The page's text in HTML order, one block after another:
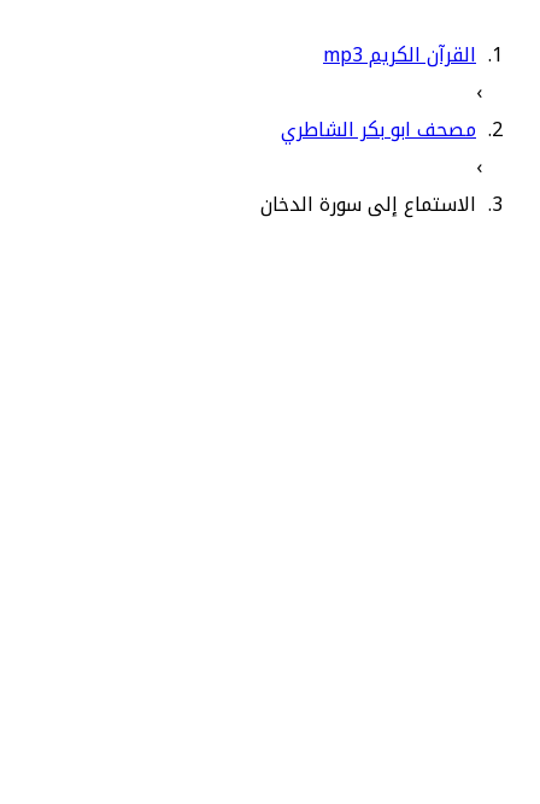
القرآن الكريم mp3
›
مصحف ابو بكر الشاطري
›
الاستماع إلى سورة الدخان